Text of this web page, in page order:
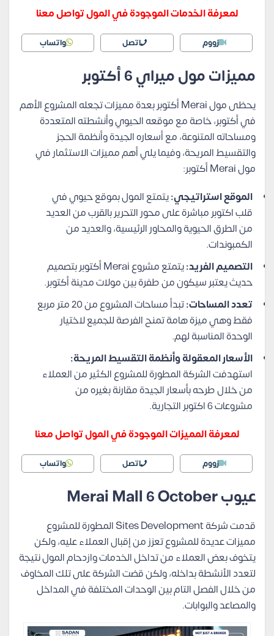
لمعرفة الخدمات الموجودة في المول تواصل معنا
زووم اتصل واتساب
مميزات مول ميراي 6 أكتوبر
يحظى مول Merai أكتوبر بعدة مميزات تجعله المشروع الأهم
في أكتوبر، خاصة مع موقعه الحيوي وأنشطته المتعددة
ومساحاته المتنوعة، مع أسعاره الجيدة وأنظمة الحجز
والتقسيط المريحة، وفيما يلي أهم مميزات الاستثمار في
مول Merai أكتوبر:
الموقع استراتيجي:يتمتع المول بموقع حيوي في
قلب اكتوبر مباشرة على محور التحرير بالقرب من العديد
من الطرق الحيوية والمحاور الرئيسية، والعديد من
الكمبوندات.
التصميم الفريد:
يتمتع مشروع Merai أكتوبر بتصميم
حديث يعتبر سيكون من طفرة بين مولات مدينة أكتوبر.
تعدد المساحات:
تبدأ مساحات المشروع من 20 متر مربع
فقط وهي ميزة هامة تمنح الفرصة للجميع لاختيار
الوحدة المناسبة لهم.
الأسعار المعقولة وأنظمة التقسيط المريحة:
استهدفت الشركة المطورة للمشروع الكثير من العملاء
من خلال طرحه بأسعار الجيدة مقارنة بغيره من
مشروعات 6 اكتوبر التجارية.
لمعرفة المميزات الموجودة في المول تواصل معنا
زووم اتصل واتساب
عيوبMerai Mall 6 October
قدمت شركة Sites Development المطورة للمشروع
مميزات عديدة للمشروع تعزز من إقبال العملاء عليه، ولكن
يتخوف بعض العملاء من تداخل الخدمات وازدحام المول نتيجة
لتعدد الأنشطة بداخله، ولكن قضت الشركة على تلك المخاوف
من خلال الفصل التام بين الوحدات المختلفة في المداخل
والمصاعد والبوابات.